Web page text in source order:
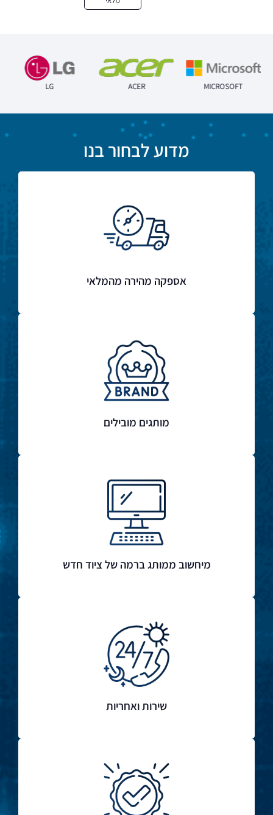
Keyboard
LG ACER MICROSOFT
מדוע לבחור בנו
אספקה מהירה מהמלאי
מותגים מובילים
מיחשוב ממותג ברמה של ציוד חדש
שירות ואחריות